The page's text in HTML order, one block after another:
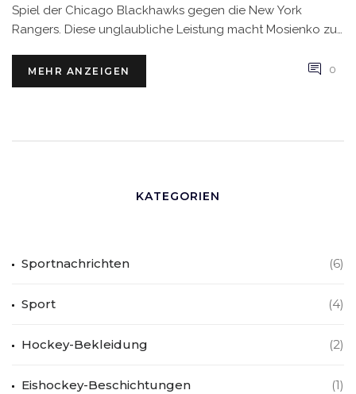
Spiel der Chicago Blackhawks gegen die New York
Rangers. Diese unglaubliche Leistung macht Mosienko zu
unübertroffen. Es ist faszinierend, solche spannenden
Fakten aus der Eishockey-Geschichte zu entdecken!
MEHR ANZEIGEN 0
KATEGORIEN
Sportnachrichten (6)
Sport (4)
Hockey-Bekleidung (2)
Eishockey-Beschichtungen (1)